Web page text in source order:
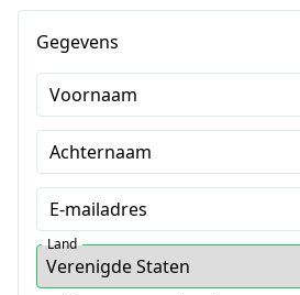
Gegevens
Voornaam
Achternaam
E-mailadres
Land